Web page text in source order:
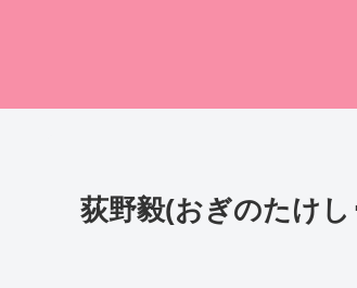
荻野毅(おぎのたけ